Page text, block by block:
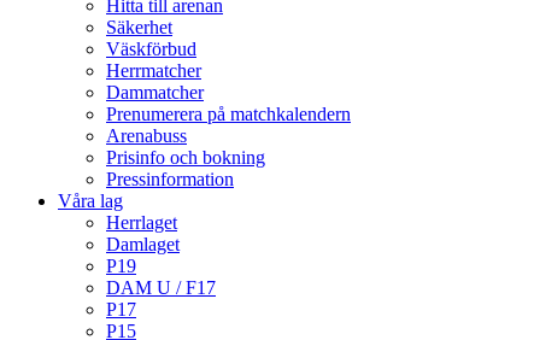
Hitta till arenan
Säkerhet
Väskförbud
Herrmatcher
Dammatcher
Prenumerera på matchkalendern
Arenabuss
Prisinfo och bokning
Pressinformation
Våra lag
Herrlaget
Damlaget
P19
DAM U / F17
P17
P15